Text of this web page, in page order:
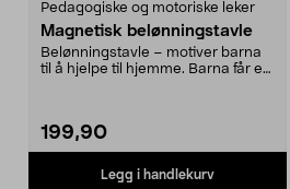
Pedagogiske og motoriske leker
Magnetisk belønningstavle
Belønningstavle – motiver barna
til å hjelpe til hjemme. Barna får en
199,90
Legg i handlekurv